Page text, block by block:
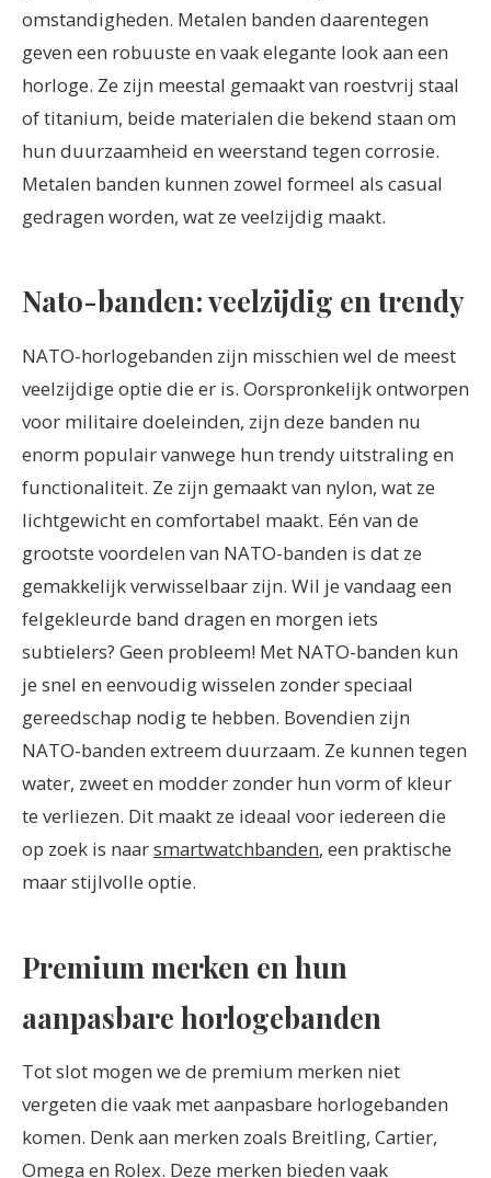
omstandigheden. Metalen banden daarentegen
geven een robuuste en vaak elegante look aan een
horloge. Ze zijn meestal gemaakt van roestvrij staal
of titanium, beide materialen die bekend staan om
hun duurzaamheid en weerstand tegen corrosie.
Metalen banden kunnen zowel formeel als casual
gedragen worden, wat ze veelzijdig maakt.
Nato-banden: veelzijdig en trendy
NATO-horlogebanden zijn misschien wel de meest
veelzijdige optie die er is. Oorspronkelijk ontworpen
voor militaire doeleinden, zijn deze banden nu
enorm populair vanwege hun trendy uitstraling en
functionaliteit. Ze zijn gemaakt van nylon, wat ze
lichtgewicht en comfortabel maakt. Eén van de
grootste voordelen van NATO-banden is dat ze
gemakkelijk verwisselbaar zijn. Wil je vandaag een
felgekleurde band dragen en morgen iets
subtielers? Geen probleem! Met NATO-banden kun
je snel en eenvoudig wisselen zonder speciaal
gereedschap nodig te hebben. Bovendien zijn
NATO-banden extreem duurzaam. Ze kunnen tegen
water, zweet en modder zonder hun vorm of kleur
te verliezen. Dit maakt ze ideaal voor iedereen die
op zoek is naarsmartwatchbanden, een praktische
maar stijlvolle optie.
Premium merken en hun
aanpasbare horlogebanden
Tot slot mogen we de premium merken niet
vergeten die vaak met aanpasbare horlogebanden
komen. Denk aan merken zoals Breitling, Cartier,
Omega en Rolex. Deze merken bieden vaak